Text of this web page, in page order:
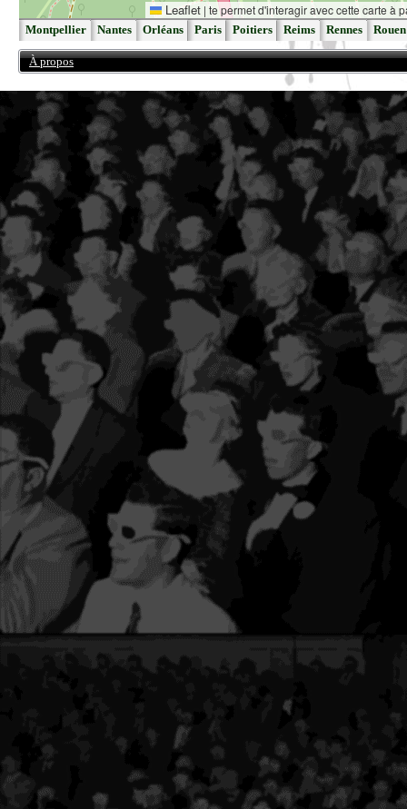
Leaflet | te permet d'interagir avec cette carte à
Montpellier Nantes Orléans Paris Poitiers Reims Rennes Rouen
À propos